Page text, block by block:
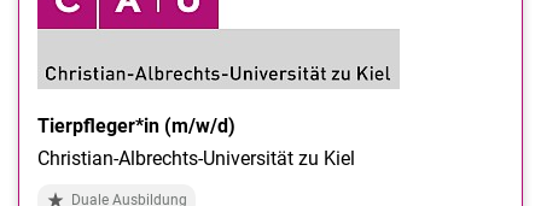
Tierpfleger*in (m/w/d)
Christian-Albrechts-Universität zu Kiel
Duale Ausbildung